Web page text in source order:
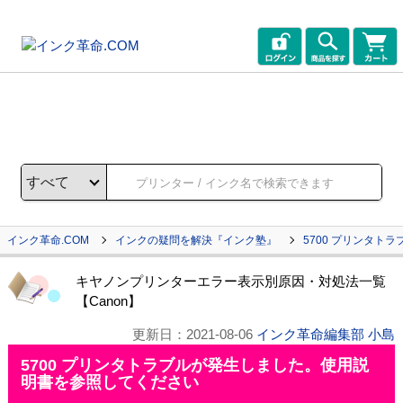
インク革命.COM インクの疑問を解決『インク塾』 5700 プリンタトラ
キヤノンプリンターエラー表示別原因・対処法一覧
【Canon】
更新日： 2021-08-06 インク革命編集部 小島
5700 プリンタトラブルが発生しました。使用説
明書を参照してください